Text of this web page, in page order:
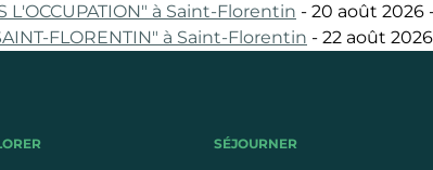
L'OCCUPATION" à Saint-Florentin - 20 août 2026
FLORENTIN" à Saint-Florentin - 22 août
SÉJOURNER